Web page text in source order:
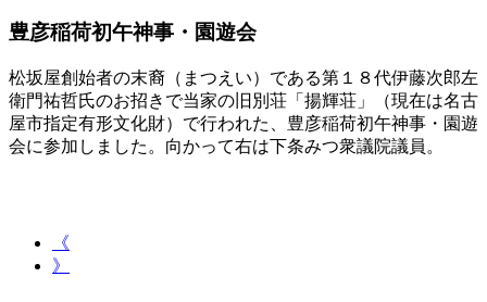
豊彦稲荷初午神事・園遊会
松坂屋創始者の末裔（まつえい）である第１８代伊藤次郎左
衛門祐哲氏のお招きで当家の旧別荘「揚輝荘」（現在は名古
屋市指定有形文化財）で行われた、豊彦稲荷初午神事・園遊
会に参加しました。向かって右は下条みつ衆議院議員。
《
》